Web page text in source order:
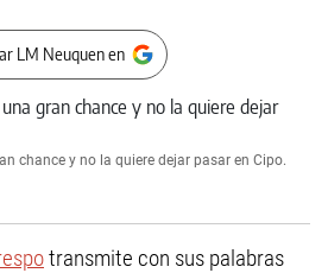
LM Neuquen en
chance y no la quiere dejar pasar en Cipo.
transmite con sus palabras